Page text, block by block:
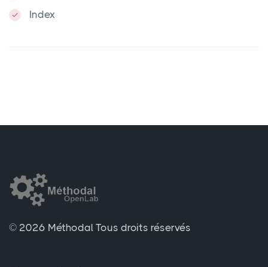
Index
© 2026 Méthodal Tous droits réservés